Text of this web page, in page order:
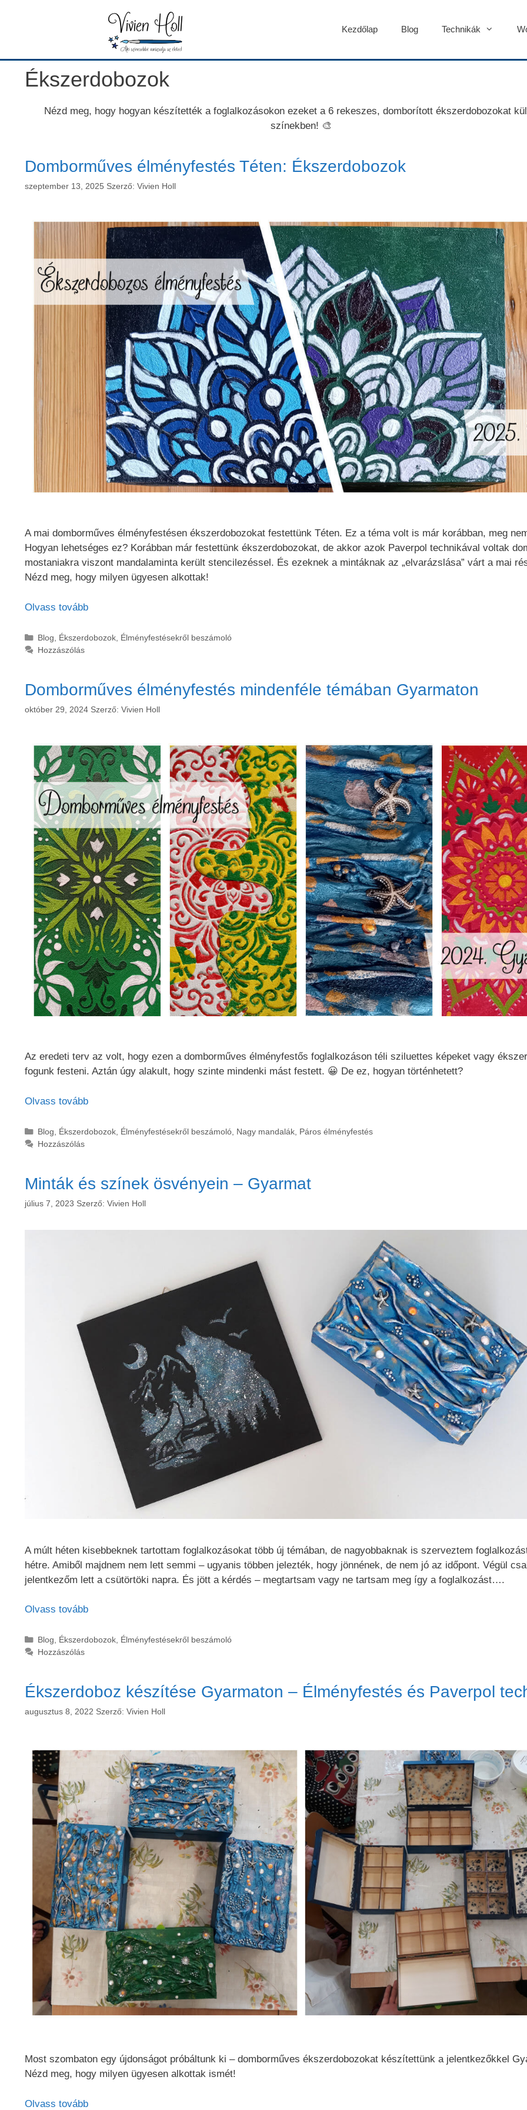
Kezdőlap Blog Technikák
Ékszerdobozok
Nézd meg, hogy hogyan készítették a foglalkozásokon ezeket a 6 rekeszes, domborított ékszerdobozokat
színekben! 🎨
Domborműves élményfestés Téten: Ékszerdobozok
szeptember 13, 2025 Szerző: Vivien Holl
A mai domborműves élményfestésen ékszerdobozokat festettünk Téten. Ez a téma volt is már korábban, meg
Hogyan lehetséges ez? Korábban már festettünk ékszerdobozokat, de akkor azok Paverpol technikával voltak
mostaniakra viszont mandalaminta került stencilezéssel. És ezeknek a mintáknak az „elvarázslása” várt a mai
Nézd meg, hogy milyen ügyesen alkottak!
Olvass tovább
Kategória
Blog Ékszerdobozok, Élményfestésekről beszámoló
Hozzászólás
Domborműves élményfestés mindenféle témában Gyarmaton
október 29, 2024 Szerző: Vivien Holl
Az eredeti terv az volt, hogy ezen a domborműves élményfestős foglalkozáson téli sziluettes képeket vagy
fogunk festeni. Aztán úgy alakult, hogy szinte mindenki mást festett. 😀 De ez, hogyan történhetett?
Olvass tovább
Kategória
Blog Ékszerdobozok, Élményfestésekről beszámoló, Nagy mandalák, Páros élményfestés
Hozzászólás
Minták és színek ösvényein – Gyarmat
július 7, 2023 Szerző: Vivien Holl
A múlt héten kisebbeknek tartottam foglalkozásokat több új témában, de nagyobbaknak is szerveztem
hétre. Amiből majdnem nem lett semmi – ugyanis többen jelezték, hogy jönnének, de nem jó az időpont. Végül
jelentkezőm lett a csütörtöki napra. És jött a kérdés – megtartsam vagy ne tartsam meg így a foglalkozást….
Olvass tovább
Kategória
Blog, Ékszerdobozok, Élményfestésekről beszámoló
Hozzászólás
Ékszerdoboz készítése Gyarmaton – Élményfestés és Paverpol
augusztus 8, 2022 Szerző: Vivien Holl
Most szombaton egy újdonságot próbáltunk ki – domborműves ékszerdobozokat készítettünk a jelentkezőkkel
Nézd meg, hogy milyen ügyesen alkottak ismét!
Olvass tovább